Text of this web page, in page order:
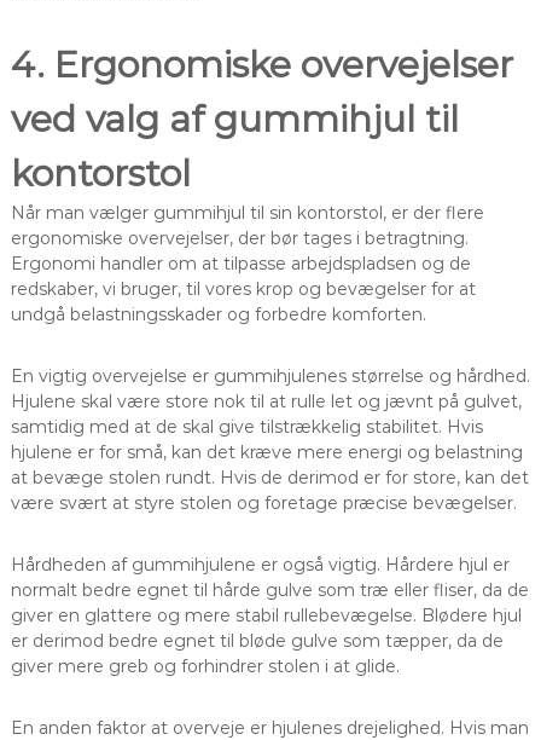
4. Ergonomiske overvejelser
ved valg af gummihjul til
kontorstol
Når man vælger gummihjul til sin kontorstol, er der flere
ergonomiske overvejelser, der bør tages i betragtning.
Ergonomi handler om at tilpasse arbejdspladsen og de
redskaber, vi bruger, til vores krop og bevægelser for at
undgå belastningsskader og forbedre komforten.
En vigtig overvejelse er gummihjulenes størrelse og hårdhed.
Hjulene skal være store nok til at rulle let og jævnt på gulvet,
samtidig med at de skal give tilstrækkelig stabilitet. Hvis
hjulene er for små, kan det kræve mere energi og belastning
at bevæge stolen rundt. Hvis de derimod er for store, kan det
være svært at styre stolen og foretage præcise bevægelser.
Hårdheden af gummihjulene er også vigtig. Hårdere hjul er
normalt bedre egnet til hårde gulve som træ eller fliser, da de
giver en glattere og mere stabil rullebevægelse. Blødere hjul
er derimod bedre egnet til bløde gulve som tæpper, da de
giver mere greb og forhindrer stolen i at glide.
En anden faktor at overveje er hjulenes drejelighed. Hvis man